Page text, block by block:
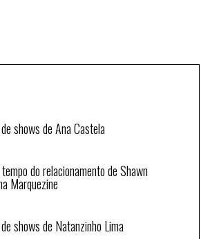
shows de Ana Castela
do relacionamento de Shawn
Marquezine
shows de Natanzinho Lima